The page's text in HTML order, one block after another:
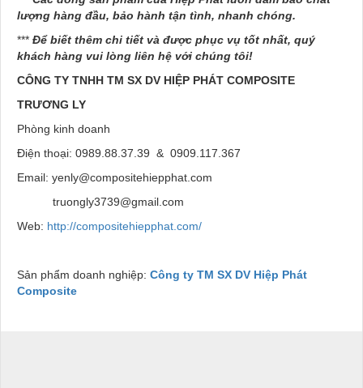
lượng hàng đầu, bảo hành tận tình, nhanh chóng.
*** Để biết thêm chi tiết và được phục vụ tốt nhất, quý
khách hàng vui lòng liên hệ với chúng tôi!
CÔNG TY TNHH TM SX DV HIỆP PHÁT COMPOSITE
TRƯƠNG LY
Phòng kinh doanh
Điện thoại: 0989.88.37.39 & 0909.117.367
Email: yenly@compositehiepphat.com
truongly3739@gmail.com
Web: http://compositehiepphat.com/
Sản phẩm doanh nghiệp: Công ty TM SX DV Hiệp Phát
Composite